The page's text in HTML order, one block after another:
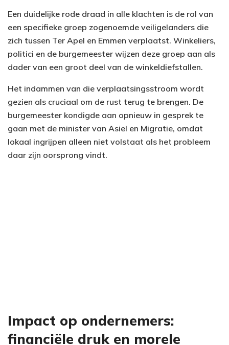
Een duidelijke rode draad in alle klachten is de rol van
een specifieke groep zogenoemde veiligelanders die
zich tussen Ter Apel en Emmen verplaatst. Winkeliers,
politici en de burgemeester wijzen deze groep aan als
dader van een groot deel van de winkeldiefstallen.
Het indammen van die verplaatsingsstroom wordt
gezien als cruciaal om de rust terug te brengen. De
burgemeester kondigde aan opnieuw in gesprek te
gaan met de minister van Asiel en Migratie, omdat
lokaal ingrijpen alleen niet volstaat als het probleem
daar zijn oorsprong vindt.
Impact op ondernemers:
financiële druk en morele